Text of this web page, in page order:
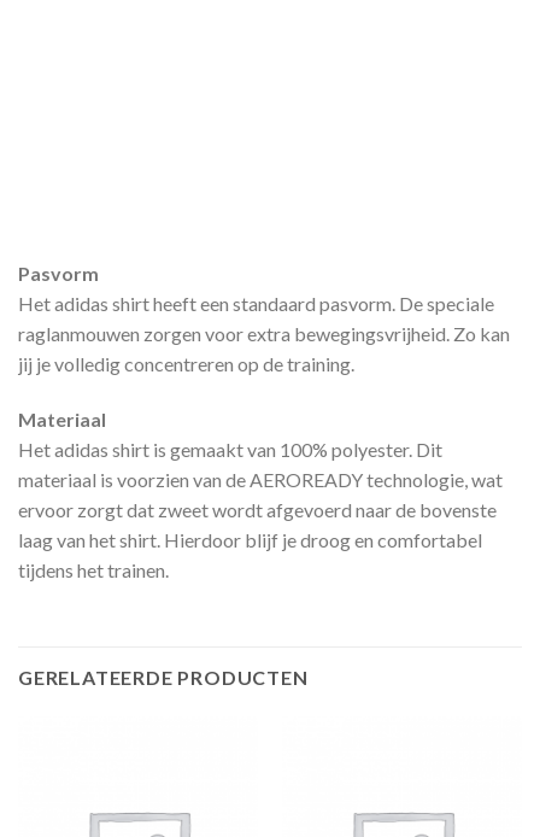
Pasvorm
Het adidas shirt heeft een standaard pasvorm. De speciale
raglanmouwen zorgen voor extra bewegingsvrijheid. Zo kan
jij je volledig concentreren op de training.
Materiaal
Het adidas shirt is gemaakt van 100% polyester. Dit
materiaal is voorzien van de AEROREADY technologie, wat
ervoor zorgt dat zweet wordt afgevoerd naar de bovenste
laag van het shirt. Hierdoor blijf je droog en comfortabel
tijdens het trainen.
GERELATEERDE PRODUCTEN